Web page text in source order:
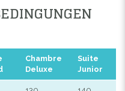
Chambre
Deluxe
Suite
Junior